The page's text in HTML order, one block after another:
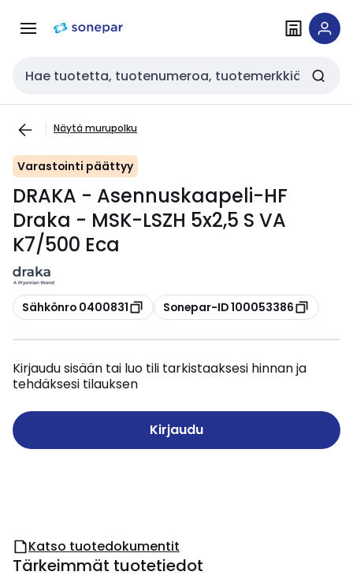
navigointiinsisältöön
Haku
Näytä murupolku
Varastointi päättyy
DRAKA - Asennuskaapeli-HF
Draka - MSK-LSZH 5x2,5 S VA
K7/500 Eca
Kopioi
Sähkönro 0400831 Kopioi
Sonepar-ID 100053386
Kirjaudu sisään tai luo tili tarkistaaksesi hinnan ja
tehdäksesi tilauksen
Kirjaudu
Katso tuotedokumentit
Tärkeimmät tuotetiedot